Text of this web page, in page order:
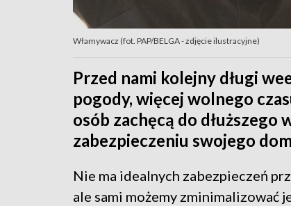
Włamywacz (fot. PAP/BELGA - zdjęcie ilustracyjne)
Przed nami kolejny długi
pogody, więcej wolnego
osób zachęcą do dłuższego
zabezpieczeniu swojego
Nie ma idealnych zabezpieczeń
ale sami możemy zminimalizować